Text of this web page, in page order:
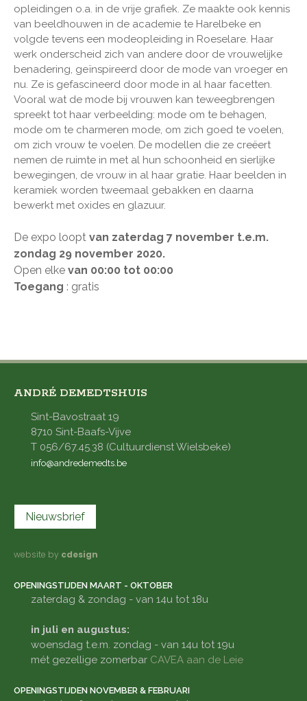
opleidingen o.a. in de vrije grafiek. Ze maakte ook kennis
van beeldhouwen in de academie te Harelbeke en
volgde tevens een modeopleiding in Roeselare. Haar
werk onderscheid zich van andere door de vrouwelijke
benadering, geïnspireerd door de mode van vroeger en
nu. Ze is gefascineerd door mode in al haar facetten.
Vooral wat de mode bij vrouwen kan teweegbrengen
spreekt tot haar verbeelding: mode om te behagen,
mode om te charmeren mode, om zich goed te voelen,
om zich vrouw te voelen. De modellen die ze creëert
nemen de ruimte in met al hun schoonheid en sierlijke
bewegingen, de vrouw in al haar gratie. Haar beelden in
keramiek worden tweemaal gebakken en daarna
bewerkt met oxides en glazuur.
De expo loopt van zaterdag 7 november t.e.m.
zondag 29 november 2020.
Open elke van 00:00 tot 00:00
Toegang : gratis
ANDRÉ DEMEDTSHUIS
Sint-Bavostraat 19
8710 Sint-Baafs-Vijve
T 056/67.45.38 (Cultuurdienst Wielsbeke)
info@andredemedts.be
Nieuwsbrief
website by cdesign
OPENINGSTIJDEN MAART - OKTOBER
zaterdag & zondag - van 14u tot 18u
in juli en augustus:
woensdag t.e.m. zondag - van 14u tot 19u
mét gezellige zomerbar CAVEA aan de Leie
OPENINGSTIJDEN NOVEMBER & FEBRUARI